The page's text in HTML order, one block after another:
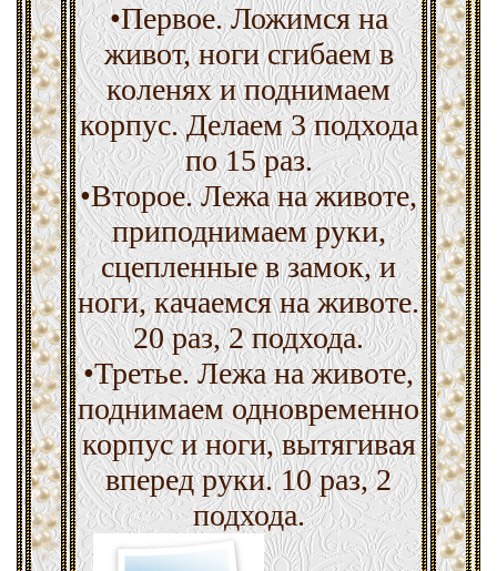
•Первое. Ложимся на
живот, ноги сгибаем в
коленях и поднимаем
корпус. Делаем 3 подхода
по 15 раз.
•Второе. Лежа на животе,
приподнимаем руки,
сцепленные в замок, и
ноги, качаемся на животе.
20 раз, 2 подхода.
•Третье. Лежа на животе,
поднимаем одновременно
корпус и ноги, вытягивая
вперед руки. 10 раз, 2
подхода.